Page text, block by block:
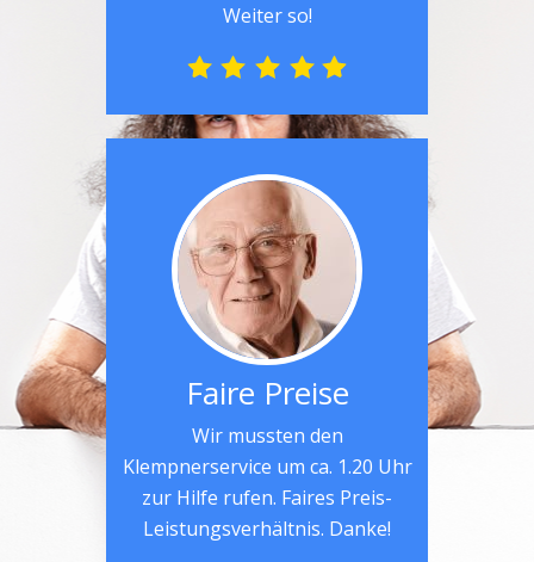
Weiter so!
Faire Preise
Wir mussten den
Klempnerservice um ca. 1.20 Uhr
zur Hilfe rufen. Faires Preis-
Leistungsverhältnis. Danke!